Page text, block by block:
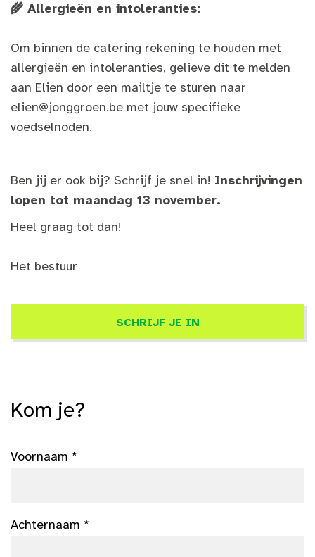
🌾 Allergieën en intoleranties:
Om binnen de catering rekening te houden met
allergieën en intoleranties, gelieve dit te melden
aan Elien door een mailtje te sturen naar
elien@jonggroen.be met jouw specifieke
voedselnoden.
Ben jij er ook bij? Schrijf je snel in! Inschrijvingen
lopen tot maandag 13 november.
Heel graag tot dan!
Het bestuur
SCHRIJF JE IN
Kom je?
Voornaam *
Achternaam *